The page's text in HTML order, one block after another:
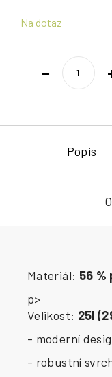
Na dotaz
−
Popis
Materiál: 56 %
p>
Velikost: 25l
- moderní
- robustní